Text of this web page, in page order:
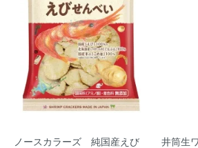
ノースカラーズ 純国産えび
井筒生